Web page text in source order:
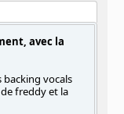
avec la
backing vocals
freddy et la